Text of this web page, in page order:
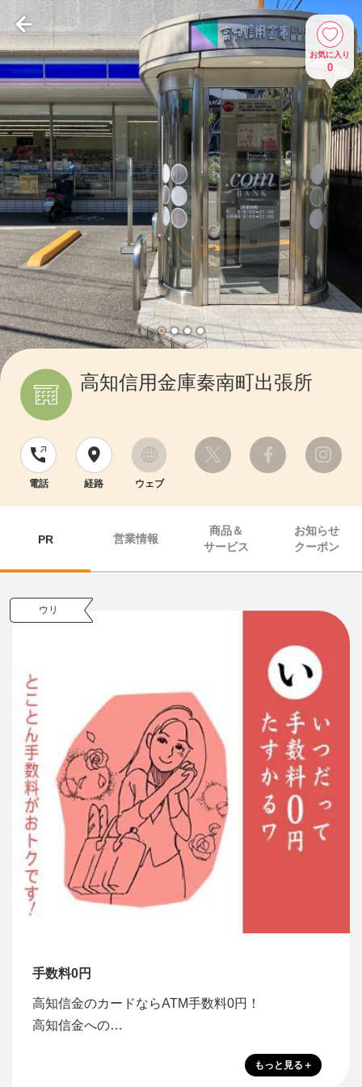
お気に入り
0
高知信用金庫秦南町出張所
電話 経路 ウェブ
PR 営業情報
商品＆
サービス
お知らせ
クーポン
ウリ
手数料0円
高知信金のカードならATM手数料0円！
高知信金への…